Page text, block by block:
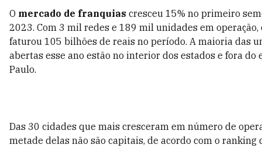
O mercado de franquias cresceu 15% no primeiro
2023. Com 3 mil redes e 189 mil unidades em operação,
faturou 105 bilhões de reais no período. A maioria das
abertas esse ano estão no interior dos estados e fora do
Paulo.
Das 30 cidades que mais cresceram em número de
metade delas não são capitais, de acordo com o ranking